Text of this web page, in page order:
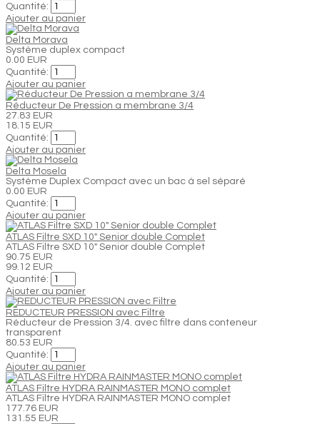
Quantité:
Ajouter au panier
Delta Morava
Système duplex compact
0.00 EUR
Quantité:
Ajouter au panier
Réducteur De Pression a membrane 3/4
27.83 EUR
18.15 EUR
Quantité:
Ajouter au panier
Delta Mosela
Système Duplex Compact avec un bac à sel séparé
0.00 EUR
Quantité:
Ajouter au panier
ATLAS Filtre SXD 10" Senior double Complet
ATLAS Filtre SXD 10" Senior double Complet
90.75 EUR
99.12 EUR
Quantité:
Ajouter au panier
REDUCTEUR PRESSION avec Filtre
Réducteur de Pression 3/4. avec filtre dans conteneur
transparent
80.53 EUR
Quantité:
Ajouter au panier
ATLAS Filtre HYDRA RAINMASTER MONO complet
ATLAS Filtre HYDRA RAINMASTER MONO complet
177.76 EUR
131.55 EUR